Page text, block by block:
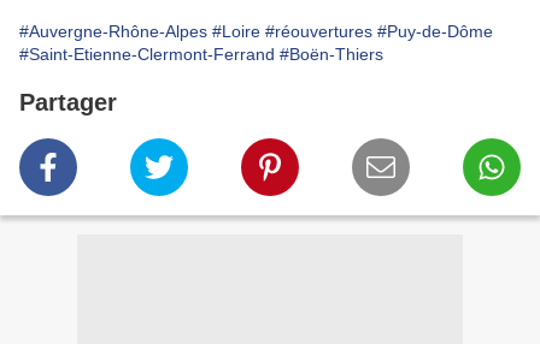
#Auvergne-Rhône-Alpes #Loire #réouvertures #Puy-de-Dôme
#Saint-Etienne-Clermont-Ferrand #Boën-Thiers
Partager